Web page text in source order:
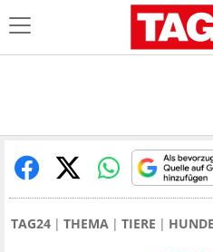
TAG24 THEMA TIERE HUNDE